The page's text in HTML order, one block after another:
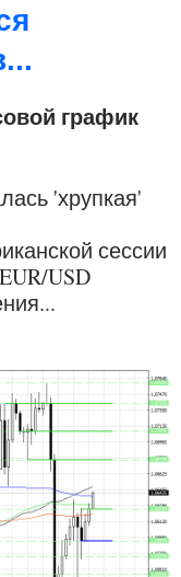
график
'хрупкая'
сессии
USD